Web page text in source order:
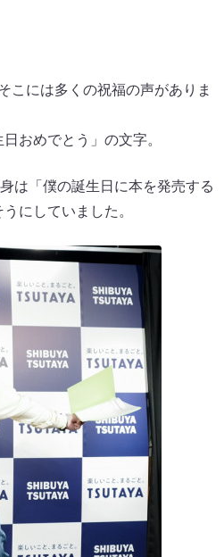
こには多くの祝福の声がありま
おめでとう」の文字。
は「僕の誕生日に本を発売する
にしていました。